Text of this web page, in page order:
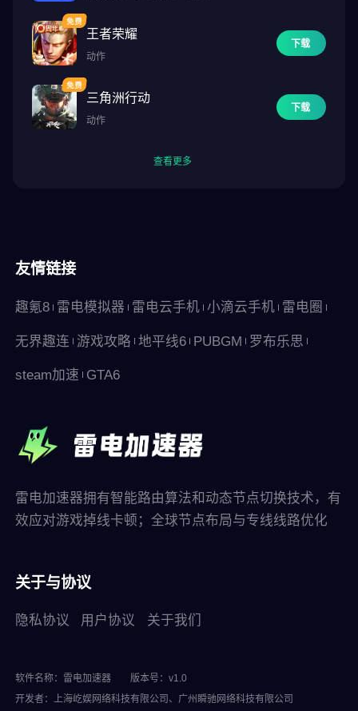
即便是在这款崭新的手游中，《世纪帝国》系列的精彩表现仍然无
与伦比。 —Pocket Tactics
关注我们
Facebook：https://www.facebook.com/AoEMobileZHTW
© Microsoft 2025. All Rights Reserved. 世纪帝国 is a trademark of
the Microsoft group of companies.
本游戏由艾瑞尔网路股份有限公司代理
※本游戏内容涉及暴力，依游戏软体分级管理办法分类为辅导15岁
※本游戏为免费游戏，但游戏内另提供购买虚拟游戏币、物品等付
宜适度休息及运动。
王者荣耀
动作
下载
三角洲行动
动作
下载
查看更多
友情链接
趣氪8 雷电模拟器 雷电云手机 小滴云手机 雷电圈
无界趣连 游戏攻略 地平线6 PUBGM 罗布乐思
steam加速 GTA6
雷电加速器拥有智能路由算法和动态节点切换技术，有
效应对游戏掉线卡顿；全球节点布局与专线线路优化
关于与协议
隐私协议 用户协议 关于我们
软件名称：雷电加速器
版本号：v1.0
开发者：上海屹娱网络科技有限公司、广州瞬驰网络科技有限公司